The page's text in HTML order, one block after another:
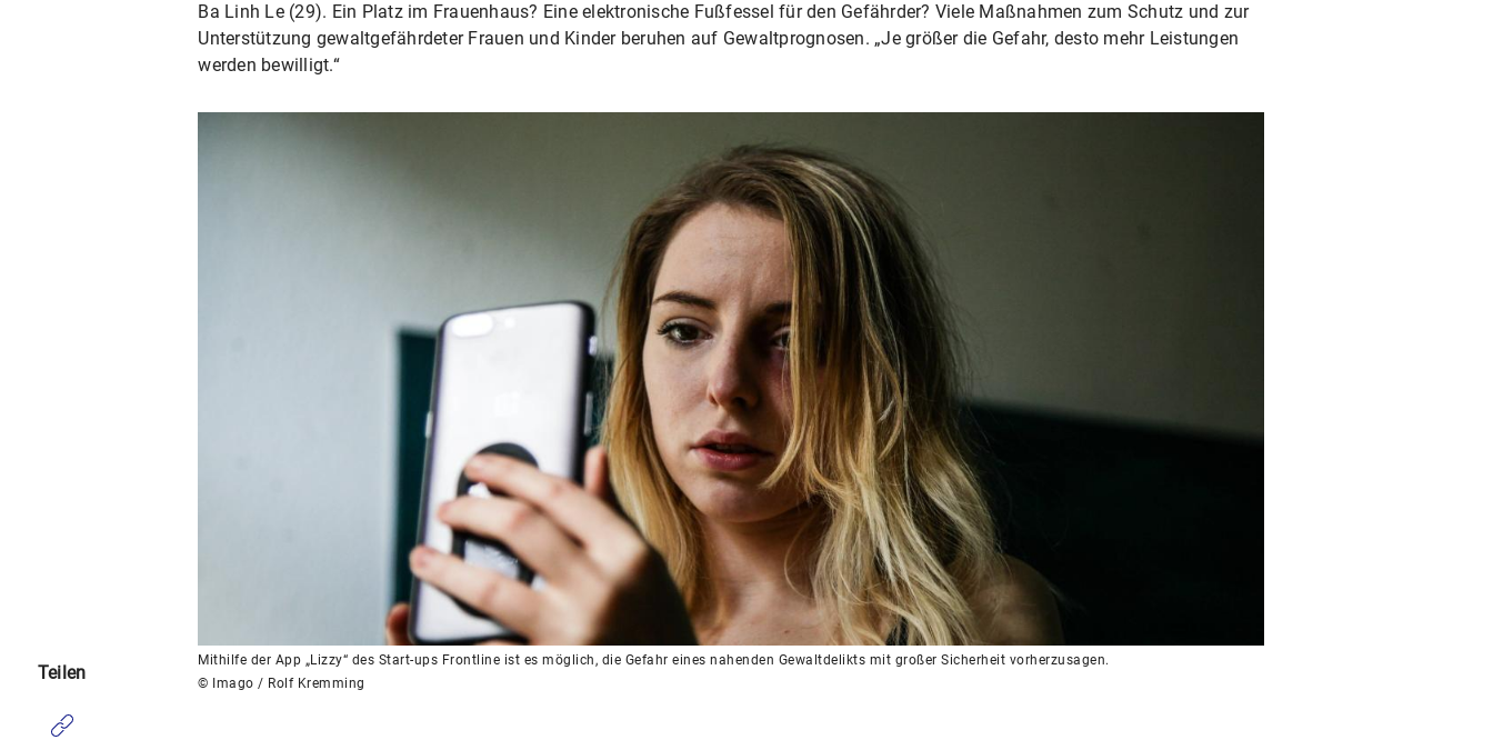
Ba Linh Le (29). Ein Platz im Frauenhaus? Eine elektronische Fußfessel für den Gefährder? Viele Maßnahmen zum Schutz und zur
Unterstützung gewaltgefährdeter Frauen und Kinder beruhen auf Gewaltprognosen. „Je größer die Gefahr, desto mehr Leistungen
werden bewilligt.“
Mithilfe der App „Lizzy“ des Start-ups Frontline ist es möglich, die Gefahr eines nahenden Gewaltdelikts mit großer Sicherheit vorherzusagen.
© Imago / Rolf Kremming
Teilen